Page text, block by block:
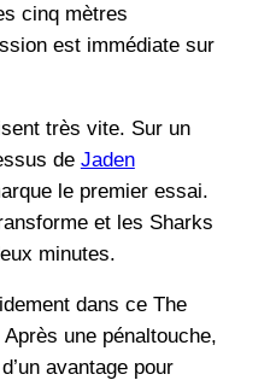
cinq mètres
est immédiate sur
très vite. Sur un
de Jaden
le premier essai.
et les Sharks
minutes.
dans ce The
une pénaltouche,
avantage pour